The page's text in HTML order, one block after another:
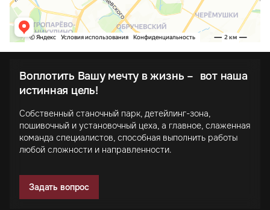
Воплотить Вашу мечту в жизнь – вот наша
истинная цель!
Собственный станочный парк, детейлинг-зона,
пошивочный и установочный цеха, а главное, слаженная
команда специалистов, способная выполнить работы
любой сложности и направленности.
Задать вопрос